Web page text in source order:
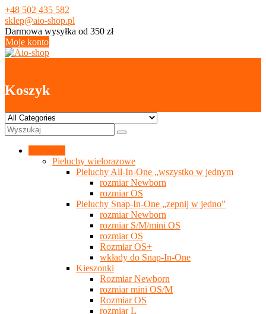
Skip
to
content
+48 502 435 582
sklep@aio-shop.pl
Darmowa wysyłka od 350 zł
Moje konto
Koszyk
Pieluchy wielorazowe
Pieluchy All-In-One „wszystko w jednym
rozmiar Newborn
rozmiar OS
Pieluchy Snap-In-One „zepnij w jedno”
rozmiar Newborn
rozmiar S/M/mini OS
rozmiar OS
Rozmiar OS+
wkłady do Snap-In-One
Kieszonki
Rozmiar Newborn
rozmiar mini OS/M
Rozmiar OS
rozmiar L